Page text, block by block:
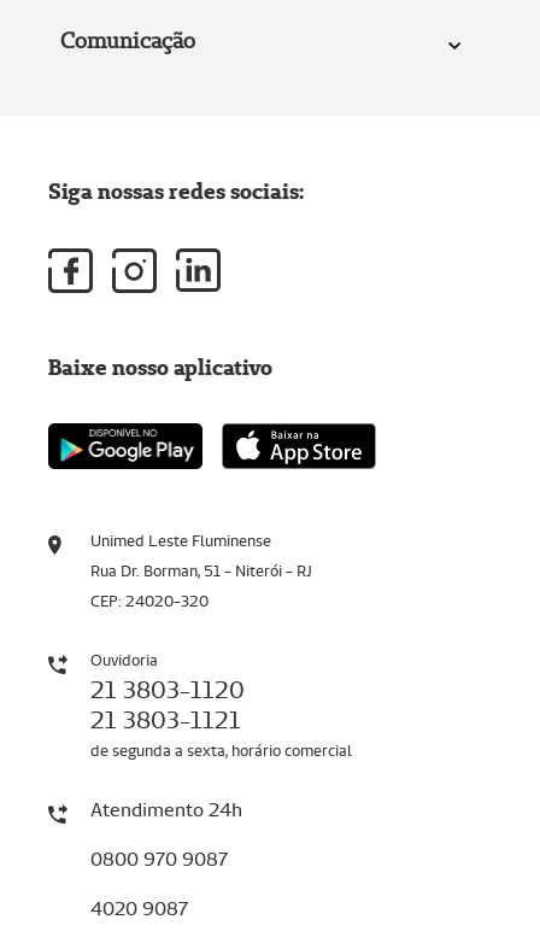
Comunicação
Unimed Leste Fluminense
Rua Dr. Borman, 51 - Niterói - RJ
CEP: 24020-320
Ouvidoria
21 3803-1120
21 3803-1121
de segunda a sexta, horário comercial
Atendimento 24h
0800 970 9087
4020 9087
Siga nossas redes sociais:
Baixe nosso aplicativo